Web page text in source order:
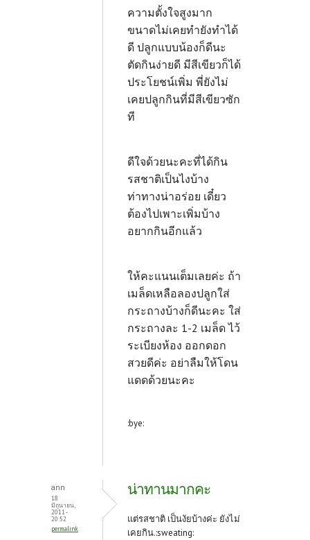
ความตั้งใจสูงมาก
ขนาดไม่เคยทำยังทำได้
ดี ปลูกแบบน้องก็ดีนะ
ตัดกินง่ายดี มีสีเขียวก็ได้
ประโยชน์เพิ่ม พี่ยังไม่
เคยปลูกกินที่มีสีเขียวซัก
ที
ดีใจด้วยนะคะที่ได้กิน
รสชาติเป็นไงบ้าง
ท่าทางน่าอร่อย เดี๋ยว
ต้องไปเพาะเพิ่มบ้าง
อยากกินอีกแล้ว
ให้คะแนนเต็มเลยค่ะ ถ้า
เมล็ดเหลือลองปลูกใส่
กระถางบ้างก็ดีนะคะ ใส่
กระถางละ 1-2 เมล็ด ไว้
ระเบียงห้อง ออกดอก
สวยดีค่ะ อย่าลืมให้โดน
แดดด้วยนะคะ
:bye:
ann
18
มิถุนายน,
2011 -
20:52
permalink
น่าทานมากคะ
แต่รสชาติ เป็นงัยบ้างค่ะ ยังไม่
เคยกิน.:sweating: